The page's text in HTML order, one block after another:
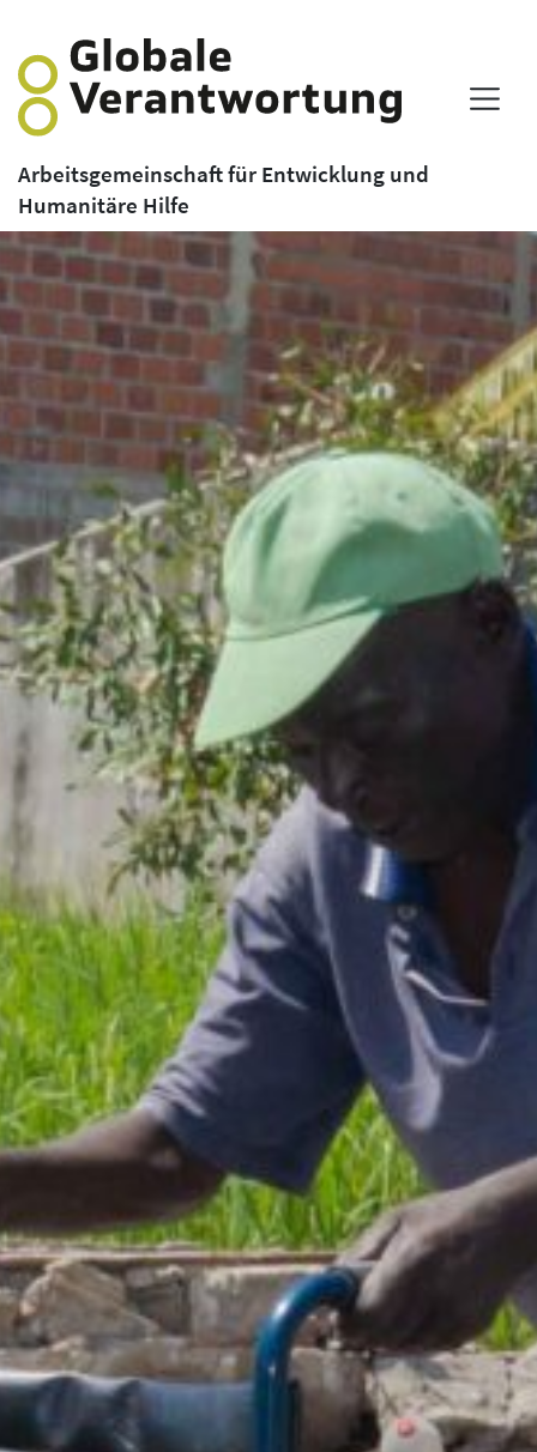
Arbeitsgemeinschaft für Entwicklung und
Humanitäre Hilfe